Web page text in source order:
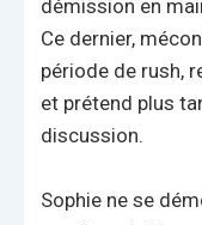
démission en
Ce dernier,
période de rush,
et prétend plus
discussion.
Sophie ne se